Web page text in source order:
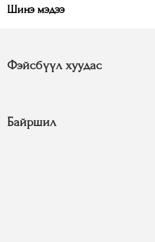
Шинэ мэдээ
Фэйсбүүл хуудас
Байршил